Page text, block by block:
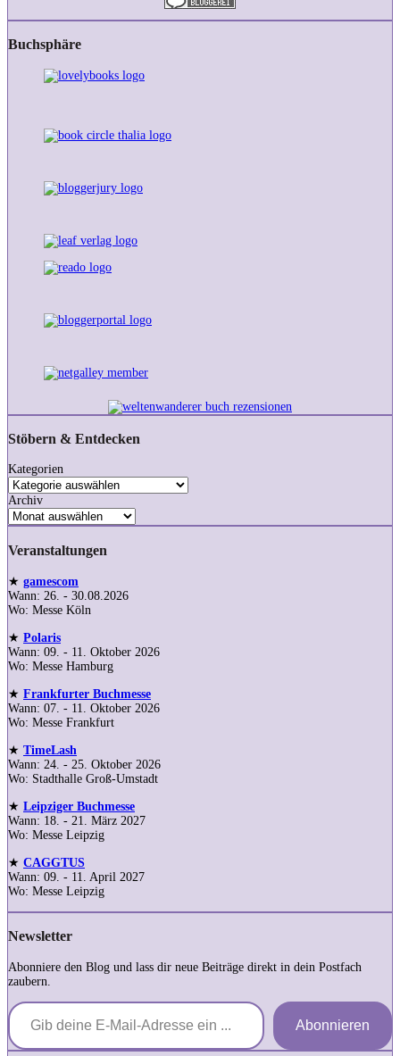
Buchsphäre
Stöbern & Entdecken
Kategorien
Archiv
Veranstaltungen
★ gamescom
Wann: 26. - 30.08.2026
Wo: Messe Köln
★ Polaris
Wann: 09. - 11. Oktober 2026
Wo: Messe Hamburg
★ Frankfurter Buchmesse
Wann: 07. - 11. Oktober 2026
Wo: Messe Frankfurt
★ TimeLash
Wann: 24. - 25. Oktober 2026
Wo: Stadthalle Groß-Umstadt
★ Leipziger Buchmesse
Wann: 18. - 21. März 2027
Wo: Messe Leipzig
★ CAGGTUS
Wann: 09. - 11. April 2027
Wo: Messe Leipzig
Newsletter
Abonniere den Blog und lass dir neue Beiträge direkt in dein Postfach
zaubern.
Gib deine E-Mail-Adresse ein ...
Abonnieren